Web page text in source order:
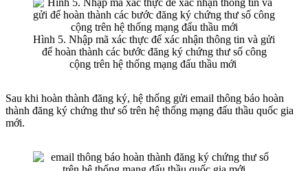
Hình 5. Nhập mã xác thực để xác nhận thông tin và gửi
để hoàn thành các bước đăng ký chứng thư số công
cộng trên hệ thống mạng đấu thầu mới
Sau khi hoàn thành đăng ký, hệ thống gửi email thông báo hoàn
thành đăng ký chứng thư số trên hệ thống mạng đấu thầu quốc gia
mới.